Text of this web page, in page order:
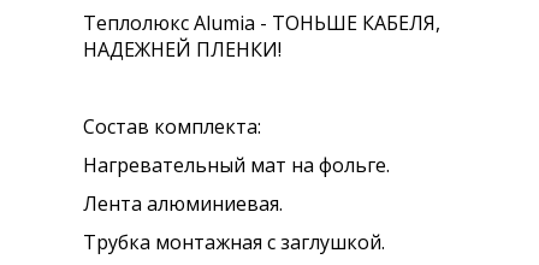
Теплолюкс Alumia - ТОНЬШЕ КАБЕЛЯ,
НАДЕЖНЕЙ ПЛЕНКИ!
Состав комплекта:
Нагревательный мат на фольге.
Лента алюминиевая.
Трубка монтажная с заглушкой.